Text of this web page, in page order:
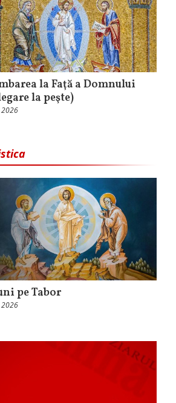
la Faţă a Domnului
la peşte)
2026
pe Tabor
2026